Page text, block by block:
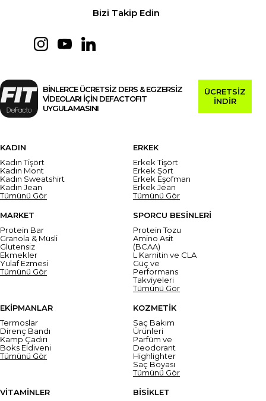
Bizi Takip Edin
BİNLERCE ÜCRETSİZ DERS & EGZERSİZ
VİDEOLARI İÇİN DEFACTOFIT
UYGULAMASINI
ÜCRETSİZ
İNDİR
KADIN
Kadın Tişört
Kadın Mont
Kadın Sweatshirt
Kadın Jean
Tümünü Gör
ERKEK
Erkek Tişört
Erkek Şort
Erkek Eşofman
Erkek Jean
Tümünü Gör
MARKET
Protein Bar
Granola & Müsli
Glutensiz
Ekmekler
Yulaf Ezmesi
Tümünü Gör
SPORCU BESİNLERİ
Protein Tozu
Amino Asit
(BCAA)
L Karnitin ve CLA
Güç ve
Performans
Takviyeleri
Tümünü Gör
EKİPMANLAR
Termoslar
Direnç Bandı
Kamp Çadırı
Boks Eldiveni
Tümünü Gör
KOZMETİK
Saç Bakım
Ürünleri
Parfüm ve
Deodorant
Highlighter
Saç Boyası
Tümünü Gör
VİTAMİNLER
BİSİKLET